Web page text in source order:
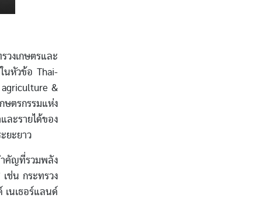
งเกษตรและ
นหัวข้อ Thai-
agriculture &
ตรกรรมแห่ง
ะรายได้ของ
ยะยาว
คัญที่รวมพลัง
ช่น กระทรวง
เนเธอร์แลนด์